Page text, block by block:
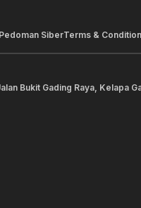
Pedoman SiberTerms & Condition
Bukit Gading Raya, Kelapa